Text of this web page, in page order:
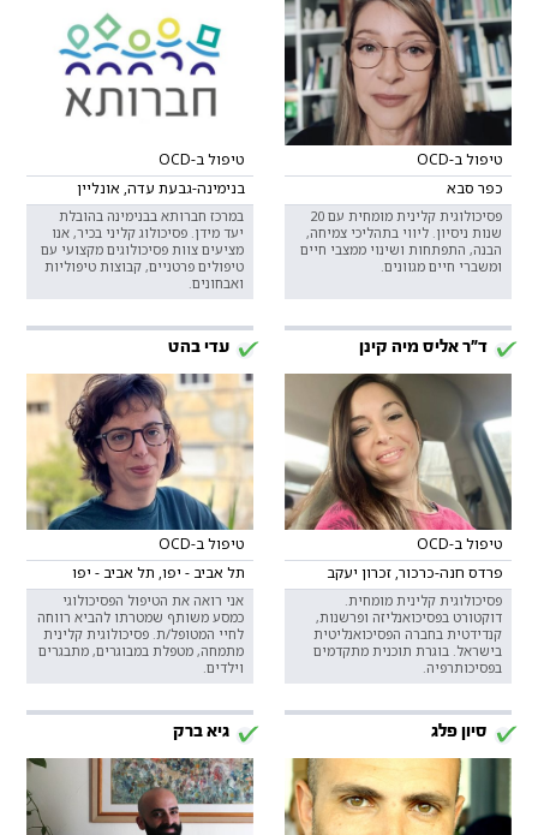
טיפול ב-OCD
כפר סבא
פסיכולוגית קלינית מומחית עם 20
שנות ניסיון. ליווי בתהליכי צמיחה,
הבנה, התפתחות ושינוי ממצבי חיים
ומשברי חיים מגוונים.
טיפול ב-OCD
בנימינה-גבעת עדה, אונליין
במרכז חברותא בבנימינה בהובלת
יעד מידן. פסיכולוג קליני בכיר, אנו
מציעים צוות פסיכולוגים מקצועי עם
טיפולים פרטניים, קבוצות טיפוליות
ואבחונים.
ד״ר אליס מיה קינן
טיפול ב-OCD
פרדס חנה-כרכור, זכרון יעקב
פסיכולוגית קלינית מומחית.
דוקטורט בפסיכואנליזה ופרשנות,
קנדידטית בחברה הפסיכואנליטית
בישראל. בוגרת תוכנית מתקדמים
בפסיכותרפיה.
עדי בהט
טיפול ב-OCD
תל אביב - יפו, תל אביב - יפו
אני רואה את הטיפול הפסיכולוגי
כמסע משותף שמטרתו להביא רווחה
לחיי המטופל/ת. פסיכולוגית קלינית
מתמחה, מטפלת במבוגרים, מתבגרים
וילדים.
סיון פלג גיא ברק